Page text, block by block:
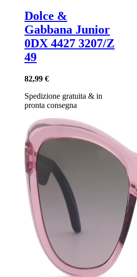
Dolce &
Gabbana Junior
0DX 4427 3207/Z
49
82,99 €
Spedizione gratuita & in
pronta consegna